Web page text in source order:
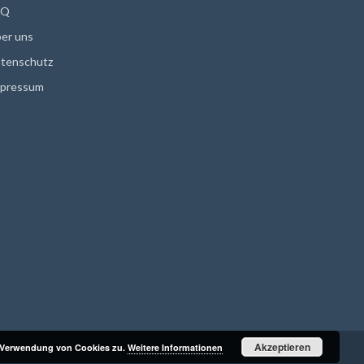
uns
von Cookies zu.Weitere Informationen Akzeptieren